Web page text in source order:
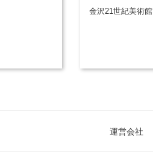
金沢21世紀美術館
運営会社